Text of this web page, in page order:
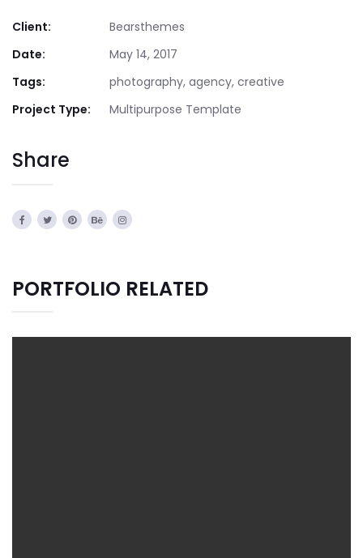
Client:
Bearsthemes
Date:
May 14, 2017
Tags:
photography, agency, creative
Project Type:
Multipurpose Template
Share
PORTFOLIO RELATED